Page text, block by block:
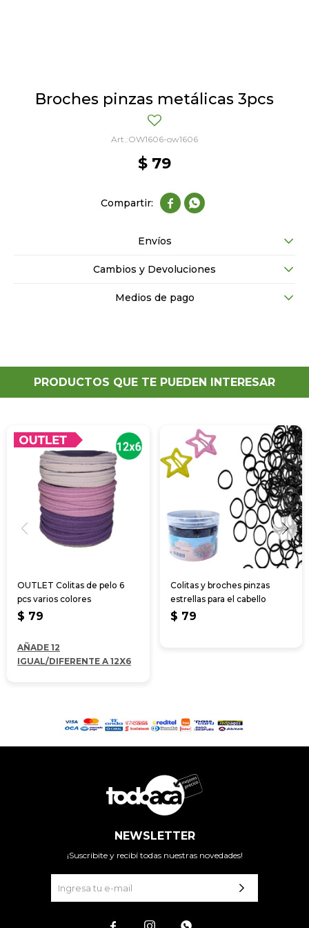
Broches pinzas metálicas 3pcs
OW1606-ow1606
$ 79
 
Envíos
Cambios y Devoluciones
Medios de pago
PRODUCTOS QUE TE PUEDEN INTERESAR
OUTLET Colitas de pelo 6
pcs varios colores
$ 79
AÑADE 12
IGUAL/DIFERENTE A 12X6
Colitas y broches pinzas
estrellas para el cabello
$ 79
NEWSLETTER
¡Suscribite y recibí todas nuestras novedades!
  